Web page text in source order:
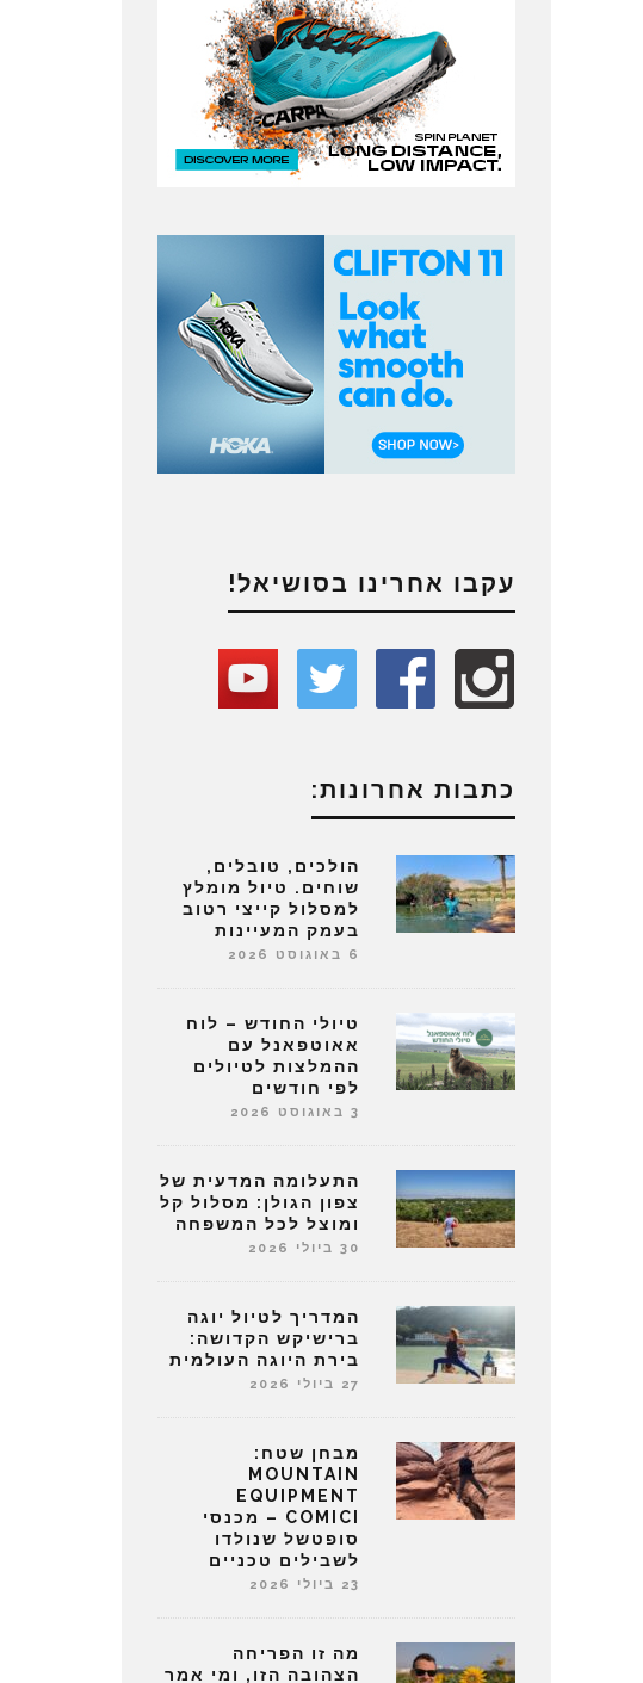
עקבו אחרינו בסושיאל!
כתבות אחרונות:
הולכים, טובלים,
שוחים. טיול מומלץ
למסלול קייצי רטוב
בעמק המעיינות
6 באוגוסט 2026
טיולי החודש – לוח
אאוטפאנל עם
ההמלצות לטיולים
לפי חודשים
3 באוגוסט 2026
התעלומה המדעית של
צפון הגולן: מסלול קל
ומוצל לכל המשפחה
30 ביולי 2026
המדריך לטיול יוגה
ברישיקש הקדושה:
בירת היוגה העולמית
27 ביולי 2026
מבחן שטח:
MOUNTAIN
EQUIPMENT
COMICI – מכנסי
סופטשל שנולדו
לשבילים טכניים
23 ביולי 2026
מה זו הפריחה
הצהובה הזו, ומי אמר